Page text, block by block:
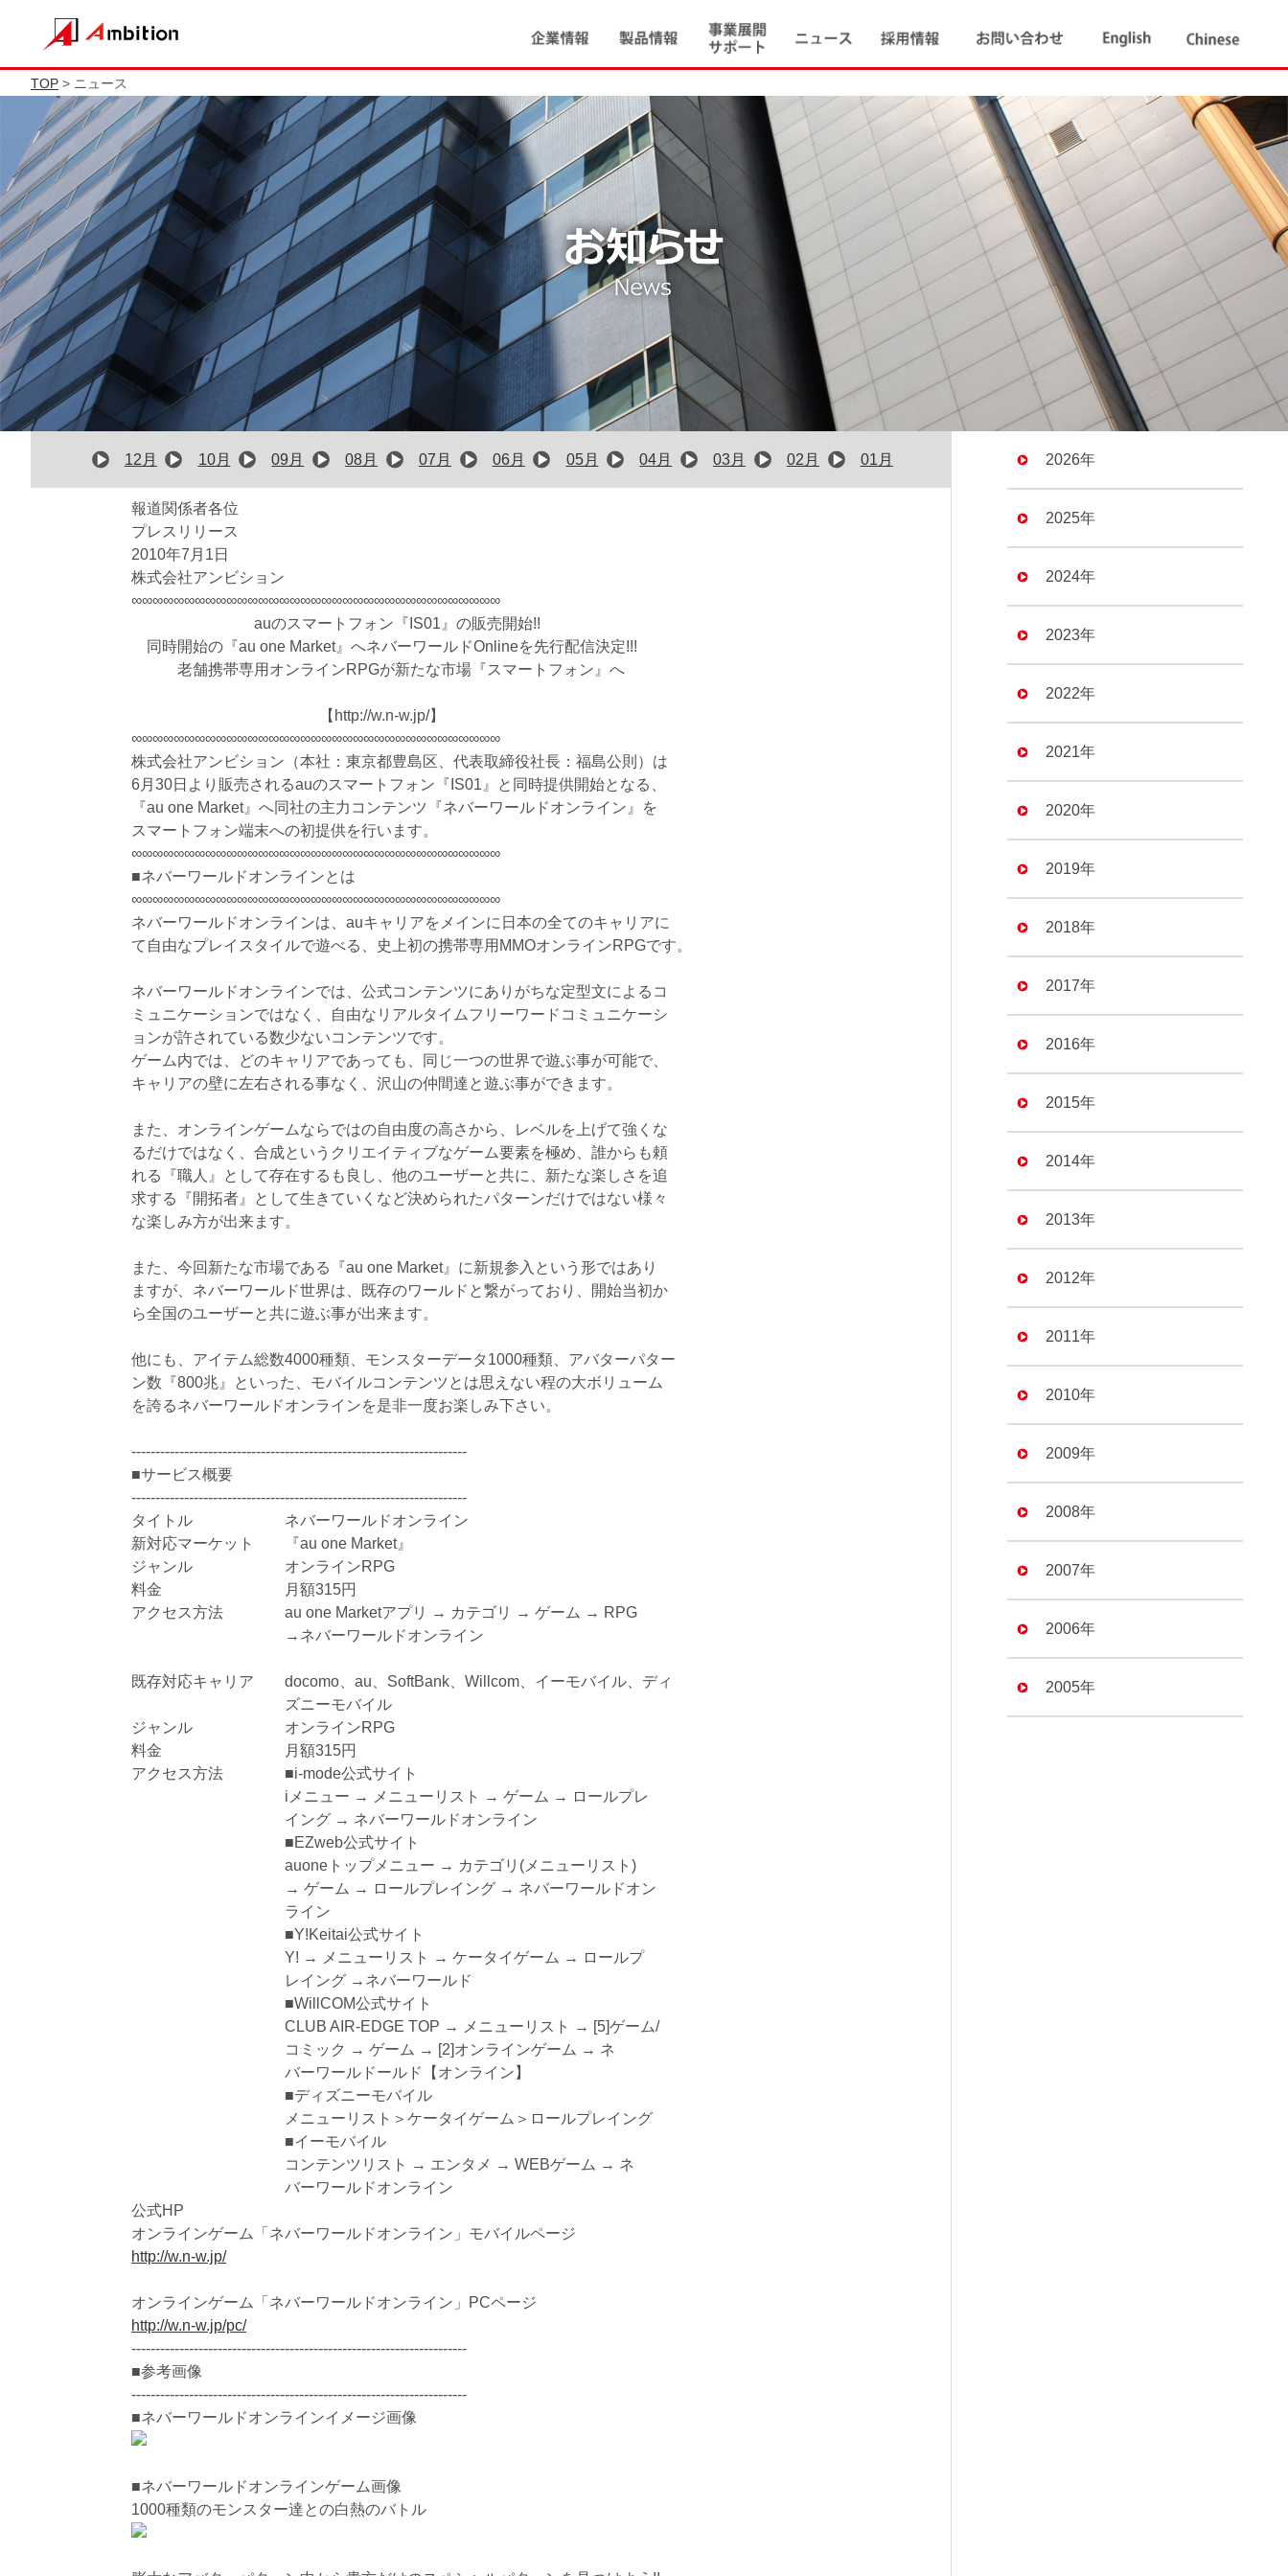
TOP > ニュース
12月 10月 09月 08月 07月 06月 05月 04月 03月 02月 01月
報道関係者各位
プレスリリース
2010年7月1日
株式会社アンビション
∞∞∞∞∞∞∞∞∞∞∞∞∞∞∞∞∞∞∞∞∞∞∞∞∞∞∞∞∞∞∞∞∞∞∞
auのスマートフォン『IS01』の販売開始!!
同時開始の『au one Market』へネバーワールドOnlineを先行配信決定!!!
老舗携帯専用オンラインRPGが新たな市場『スマートフォン』へ
【http://w.n-w.jp/】
∞∞∞∞∞∞∞∞∞∞∞∞∞∞∞∞∞∞∞∞∞∞∞∞∞∞∞∞∞∞∞∞∞∞∞
株式会社アンビション（本社：東京都豊島区、代表取締役社長：福島公則）は
6月30日より販売されるauのスマートフォン『IS01』と同時提供開始となる、
『au one Market』へ同社の主力コンテンツ『ネバーワールドオンライン』を
スマートフォン端末への初提供を行います。
∞∞∞∞∞∞∞∞∞∞∞∞∞∞∞∞∞∞∞∞∞∞∞∞∞∞∞∞∞∞∞∞∞∞∞
■ネバーワールドオンラインとは
∞∞∞∞∞∞∞∞∞∞∞∞∞∞∞∞∞∞∞∞∞∞∞∞∞∞∞∞∞∞∞∞∞∞∞
ネバーワールドオンラインは、auキャリアをメインに日本の全てのキャリアに
て自由なプレイスタイルで遊べる、史上初の携帯専用MMOオンラインRPGです。
ネバーワールドオンラインでは、公式コンテンツにありがちな定型文によるコ
ミュニケーションではなく、自由なリアルタイムフリーワードコミュニケーシ
ョンが許されている数少ないコンテンツです。
ゲーム内では、どのキャリアであっても、同じ一つの世界で遊ぶ事が可能で、
キャリアの壁に左右される事なく、沢山の仲間達と遊ぶ事ができます。
また、オンラインゲームならではの自由度の高さから、レベルを上げて強くな
るだけではなく、合成というクリエイティブなゲーム要素を極め、誰からも頼
れる『職人』として存在するも良し、他のユーザーと共に、新たな楽しさを追
求する『開拓者』として生きていくなど決められたパターンだけではない様々
な楽しみ方が出来ます。
また、今回新たな市場である『au one Market』に新規参入という形ではあり
ますが、ネバーワールド世界は、既存のワールドと繋がっており、開始当初か
ら全国のユーザーと共に遊ぶ事が出来ます。
他にも、アイテム総数4000種類、モンスターデータ1000種類、アバターパター
ン数『800兆』といった、モバイルコンテンツとは思えない程の大ボリューム
を誇るネバーワールドオンラインを是非一度お楽しみ下さい。
----------------------------------------------------------------------
■サービス概要
----------------------------------------------------------------------
タイトル ネバーワールドオンライン
新対応マーケット 『au one Market』
ジャンル オンラインRPG
料金 月額315円
アクセス方法 au one Marketアプリ → カテゴリ → ゲーム → RPG
→ネバーワールドオンライン
既存対応キャリア docomo、au、SoftBank、Willcom、イーモバイル、ディ
ズニーモバイル
ジャンル オンラインRPG
料金 月額315円
アクセス方法 ■i-mode公式サイト
iメニュー → メニューリスト → ゲーム → ロールプレ
イング → ネバーワールドオンライン
■EZweb公式サイト
auoneトップメニュー → カテゴリ(メニューリスト)
→ ゲーム → ロールプレイング → ネバーワールドオン
ライン
■Y!Keitai公式サイト
Y! → メニューリスト → ケータイゲーム → ロールプ
レイング →ネバーワールド
■WillCOM公式サイト
CLUB AIR-EDGE TOP → メニューリスト → [5]ゲーム/
コミック → ゲーム → [2]オンラインゲーム → ネ
バーワールドールド【オンライン】
■ディズニーモバイル
メニューリスト＞ケータイゲーム＞ロールプレイング
■イーモバイル
コンテンツリスト → エンタメ → WEBゲーム → ネ
バーワールドオンライン
公式HP
オンラインゲーム「ネバーワールドオンライン」モバイルページ
http://w.n-w.jp/
オンラインゲーム「ネバーワールドオンライン」PCページ
http://w.n-w.jp/pc/
----------------------------------------------------------------------
■参考画像
----------------------------------------------------------------------
■ネバーワールドオンラインイメージ画像
■ネバーワールドオンラインゲーム画像
1000種類のモンスター達との白熱のバトル
2026年
2025年
2024年
2023年
2022年
2021年
2020年
2019年
2018年
2017年
2016年
2015年
2014年
2013年
2012年
2011年
2010年
2009年
2008年
2007年
2006年
2005年